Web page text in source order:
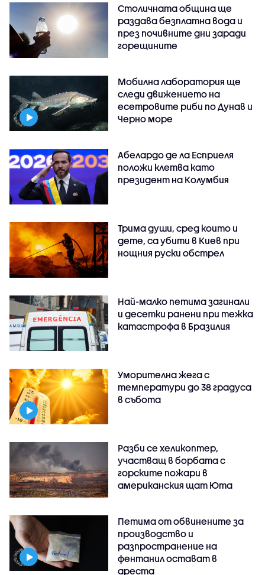
Столичната община ще
раздава безплатна вода и
през почивните дни заради
горещините
Мобилна лаборатория ще
следи движението на
есетровите риби по Дунав и
Черно море
Абелардо де ла Есприеля
положи клетва като
президент на Колумбия
Трима души, сред които и
дете, са убити в Киев при
нощния руски обстрел
Най-малко петима загинали
и десетки ранени при тежка
катастрофа в Бразилия
Уморителна жега с
температури до 38 градуса
в събота
Разби се хеликоптер,
участващ в борбата с
горските пожари в
американския щат Юта
Петима от обвинените за
производство и
разпространение на
фентанил остават в
ареста